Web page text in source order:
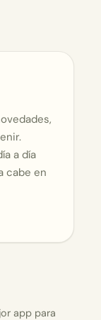
a día
cabe en
app para